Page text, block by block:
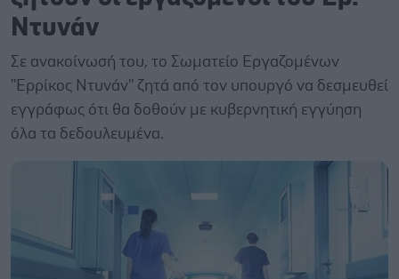
Ντυνάν
Σε ανακοίνωσή του, το Σωματείο Εργαζομένων
''Ερρίκος Ντυνάν'' ζητά από τον υπουργό να δεσμευθεί
εγγράφως ότι θα δοθούν με κυβερνητική εγγύηση
όλα τα δεδουλευμένα.